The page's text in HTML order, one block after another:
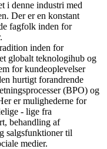
i denne industri med
Der er en konstant
fagfolk inden for
inden for
globalt teknologihub og
for kundeoplevelser
hurtigt forandrende
(BPO) og
er mulighederne for
- lige fra
behandling af
salgsfunktioner til
medier.